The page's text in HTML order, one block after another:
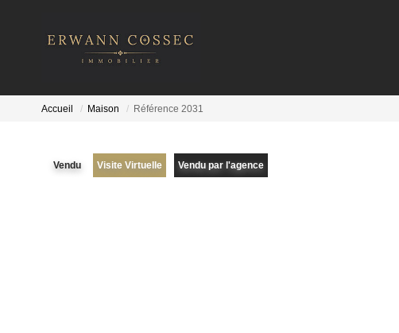
Accueil Maison Référence 2031
Vendu Visite Virtuelle Vendu par l'agence